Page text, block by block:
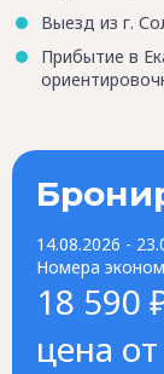
Выезд из г.
Прибытие в
14.08.2026 -
Номера
18 590
цена от